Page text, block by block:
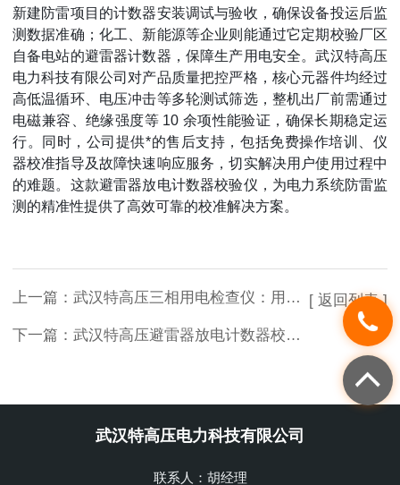
新建防雷项目的计数器安装调试与验收，确保设备投运后监
测数据准确；化工、新能源等企业则能通过它定期校验厂区
自备电站的避雷器计数器，保障生产用电安全。武汉特高压
电力科技有限公司对产品质量把控严格，核心元器件均经过
高低温循环、电压冲击等多轮测试筛选，整机出厂前需通过
电磁兼容、绝缘强度等 10 余项性能验证，确保长期稳定运
行。同时，公司提供*的售后支持，包括免费操作培训、仪
器校准指导及故障快速响应服务，切实解决用户使用过程中
的难题。这款避雷器放电计数器校验仪，为电力系统防雷监
测的精准性提供了高效可靠的校准解决方案。
上一篇： 武汉特高压三相用电检查仪：用电安全的 “精准监测卫士”
下一篇： 武汉特高压避雷器放电计数器校验仪：防雷监测的 “校准能手”
[ 返回列表 ]
武汉特高压电力科技有限公司
联系人：胡经理